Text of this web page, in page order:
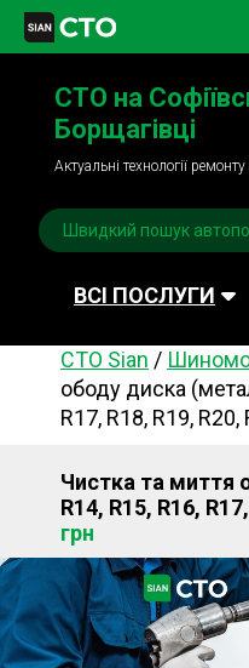
+380 95781-84-
+380 98791-84-
СТО на
Борщагівці
Актуальні технології
ВСІ ПОСЛУГИ
Автомийка
Паливна система
Акумулятори
Система охолодження
Ходова частина
ГРМ
СТО Sian /
ободу диска
R17, R18, R19, R20,
Чистка та миття
R14, R15, R16,
грн